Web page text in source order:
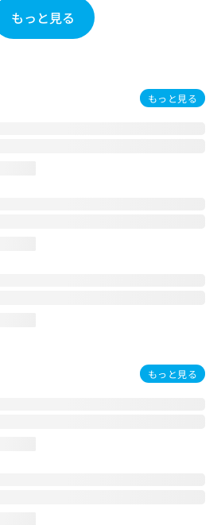
もっと見る
もっと見る
もっと見る